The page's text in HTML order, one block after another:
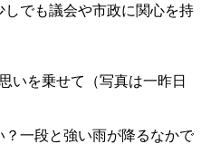
でも議会や市政に関心を持
いを乗せて（写真は一昨日
一段と強い雨が降るなかで